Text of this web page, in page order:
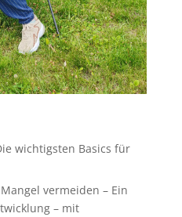
wichtigsten Basics für
vermeiden – Ein
– mit